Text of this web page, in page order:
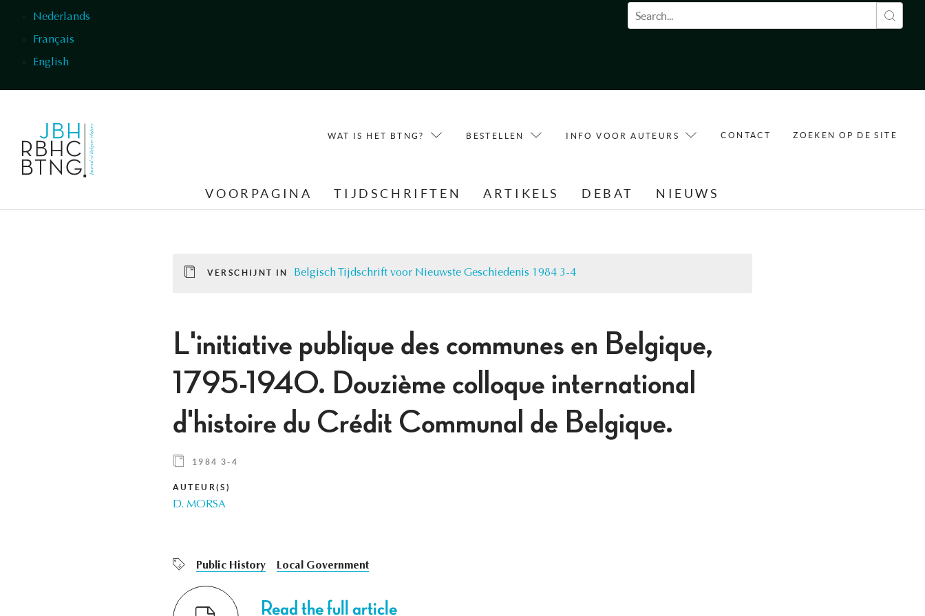
Nederlands
Français
English
Zoekveld
WAT IS HET BTNG? BESTELLEN INFO VOOR AUTEURS CONTACT ZOEKEN OP DE SITE
VOORPAGINA TIJDSCHRIFTEN ARTIKELS DEBAT NIEUWS
VERSCHIJNT IN Belgisch Tijdschrift voor Nieuwste Geschiedenis 1984 3-4
L'initiative publique des communes en Belgique,
1795-1940. Douzième colloque international
d'histoire du Crédit Communal de Belgique.
1984 3-4
AUTEUR(S)
D. MORSA
Public History Local Government
Read the full article